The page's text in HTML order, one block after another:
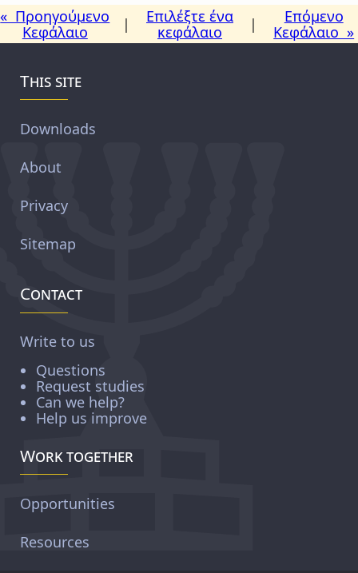
« Προηγούμενο
Κεφάλαιο
|
Επιλέξτε ένα
κεφάλαιο
|
Επόμενο
Κεφάλαιο »
This site
Downloads
About
Privacy
Sitemap
Contact
Write to us
Questions
Request studies
Can we help?
Help us improve
Work together
Opportunities
Resources